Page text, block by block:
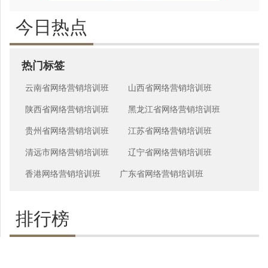
今日热点
热门标签
云南省网络营销培训班 山西省网络营销培训班
陕西省网络营销培训班 黑龙江省网络营销培训班
贵州省网络营销培训班 江苏省网络营销培训班
清远市网络营销培训班 辽宁省网络营销培训班
香港网络营销培训班 广东省网络营销培训班
排行榜